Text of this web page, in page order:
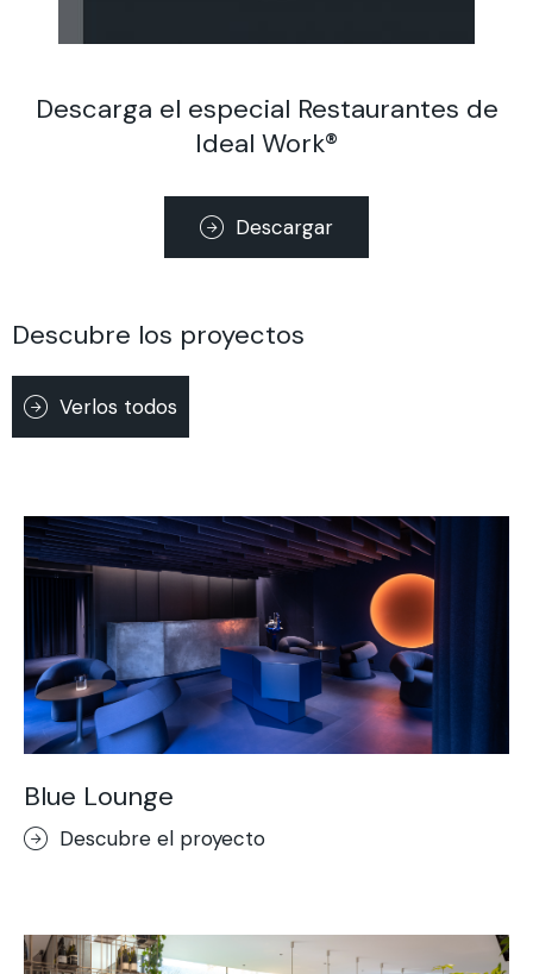
Descarga el especial Restaurantes de
Ideal Work®
Descargar
Descubre los proyectos
Verlos todos
Blue Lounge
Descubre el proyecto